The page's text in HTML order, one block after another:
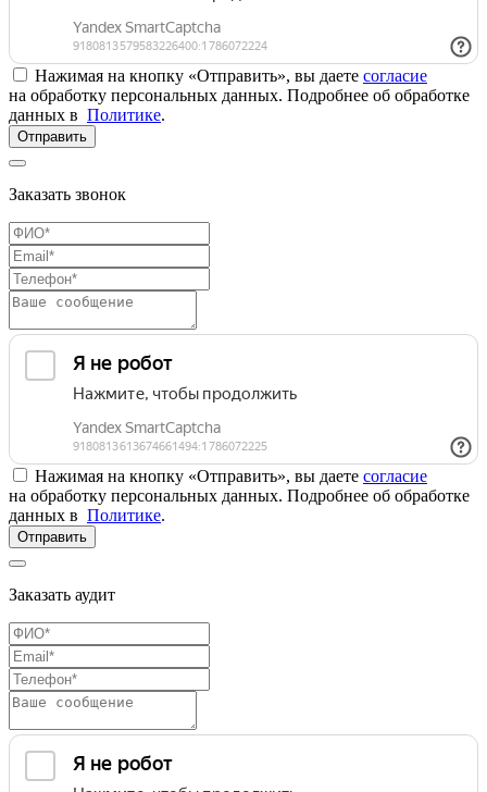
Нажимая на кнопку «Отправить», вы даете согласие
на обработку персональных данных. Подробнее об обработке
данных в Политике.
Отправить
Заказать звонок
Нажимая на кнопку «Отправить», вы даете согласие
на обработку персональных данных. Подробнее об обработке
данных в Политике.
Отправить
Заказать аудит